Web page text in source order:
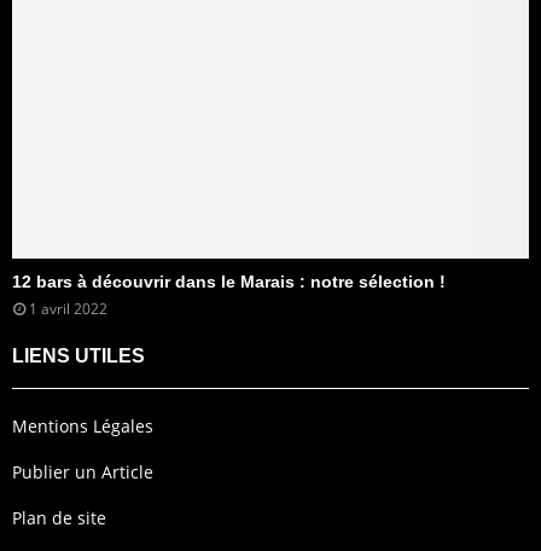
12 bars à découvrir dans le Marais : notre sélection !
1 avril 2022
LIENS UTILES
Mentions Légales
Publier un Article
Plan de site